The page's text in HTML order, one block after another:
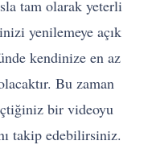
tam olarak yeterli
yenilemeye açık
kendinize en az
Bu zaman
bir videoyu
takip edebilirsiniz.